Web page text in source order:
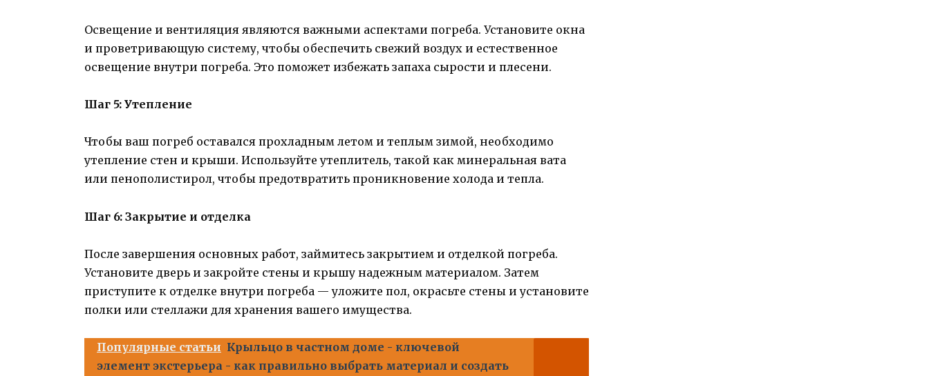
Освещение и вентиляция являются важными аспектами погреба. Установите окна
и проветривающую систему, чтобы обеспечить свежий воздух и естественное
освещение внутри погреба. Это поможет избежать запаха сырости и плесени.
Шаг 5: Утепление
Чтобы ваш погреб оставался прохладным летом и теплым зимой, необходимо
утепление стен и крыши. Используйте утеплитель, такой как минеральная вата
или пенополистирол, чтобы предотвратить проникновение холода и тепла.
Шаг 6: Закрытие и отделка
После завершения основных работ, займитесь закрытием и отделкой погреба.
Установите дверь и закройте стены и крышу надежным материалом. Затем
приступите к отделке внутри погреба — уложите пол, окрасьте стены и установите
полки или стеллажи для хранения вашего имущества.
Популярные статьи Крыльцо в частном доме - ключевой
элемент экстерьера - как правильно выбрать материал и создать